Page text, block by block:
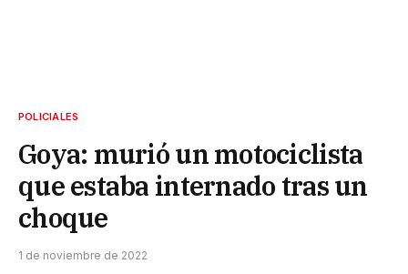
POLICIALES
Goya: murió un motociclista
que estaba internado tras un
choque
1 de noviembre de 2022